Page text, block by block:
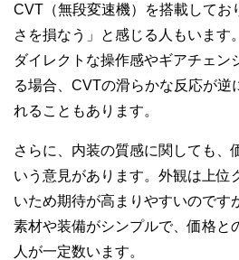
CVT（無段変速機）を搭載してお
さを損なう」と感じる人もいます
ダイレクトな操作感やギアチェン
る場合、CVTの滑らかな反応が逆
れることもあります。
さらに、内装の質感に関しても、
いう意見があります。外観は上位
いため期待が高まりやすいのです
素材や装備がシンプルで、価格と
人が一定数います。